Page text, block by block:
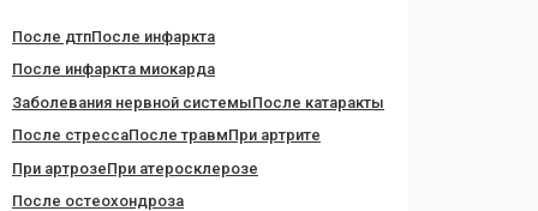
После дтпПосле инфаркта
После инфаркта миокарда
Заболевания нервной системыПосле катаракты
После стрессаПосле травмПри артрите
При артрозеПри атеросклерозе
После остеохондроза